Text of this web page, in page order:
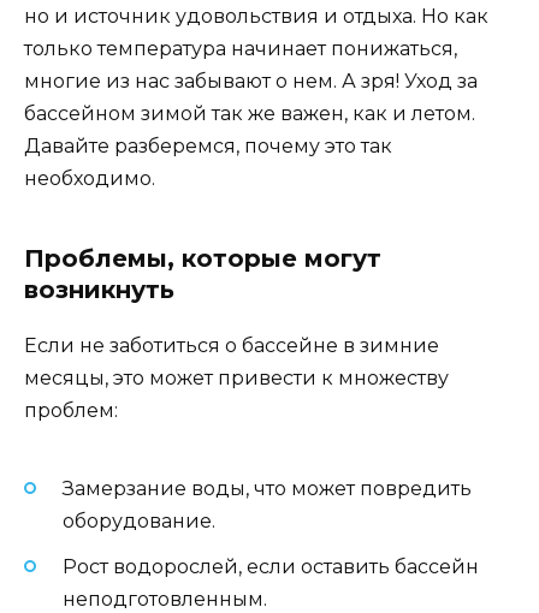
но и источник удовольствия и отдыха. Но как
только температура начинает понижаться,
многие из нас забывают о нем. А зря! Уход за
бассейном зимой так же важен, как и летом.
Давайте разберемся, почему это так
необходимо.
Проблемы, которые могут
возникнуть
Если не заботиться о бассейне в зимние
месяцы, это может привести к множеству
проблем:
Замерзание воды, что может повредить
оборудование.
Рост водорослей, если оставить бассейн
неподготовленным.